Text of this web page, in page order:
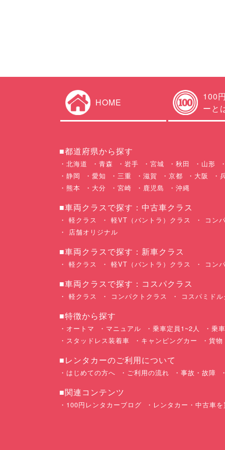
HOME
100
ーと
■都道府県から探す
北海道 青森 岩手 宮城 秋田 山形
静岡
愛知 三重 滋賀 京都 大阪
熊本
大分 宮崎 鹿児島 沖縄
■車両クラスで探す：中古車クラス
軽クラス 軽VT（バントラ）クラス コン
店舗オリジナル
■車両クラスで探す：新車クラス
軽クラス 軽VT（バントラ）クラス コン
■車両クラスで探す：コスパクラス
軽クラス コンパクトクラス コスパミドル
■特徴から探す
オートマ マニュアル 乗車定員1~2人 乗
スタッドレス装着車
キャンピングカー 貨物
■レンタカーのご利用について
はじめての方へ ご利用の流れ 事故・故障
■関連コンテンツ
100円レンタカーブログ レンタカー・中古車を